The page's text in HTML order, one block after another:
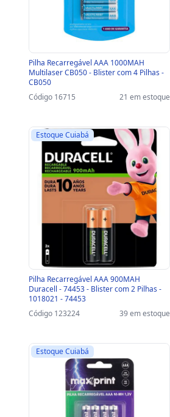
Pilha Recarregável AAA 1000MAH
Multilaser CB050 - Blister com 4 Pilhas -
CB050
Código 16715
21 em estoque
Estoque Cuiabá
Pilha Recarregável AAA 900MAH
Duracell - 74453 - Blister com 2 Pilhas -
1018021 - 74453
Código 123224
39 em estoque
Estoque Cuiabá